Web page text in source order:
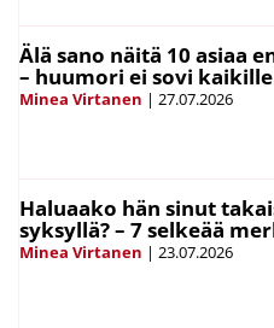
Älä sano näitä 10 asiaa
– huumori ei sovi kaikille
Minea Virtanen | 27.07.2026
Haluaako hän sinut
syksyllä? – 7 selkeää
Minea Virtanen | 23.07.2026